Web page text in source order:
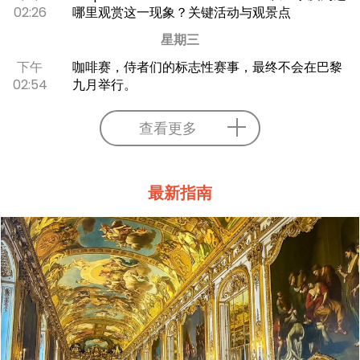
02:26
哪里观赏这一现象？关键活动与观景点
星期三
下午
02:54
咖啡赛，侍者们的标志性赛事，最终不会在巴黎
九月举行。
查看更多
最新指南